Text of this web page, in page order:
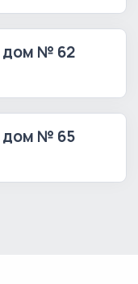
дом № 62
дом № 65